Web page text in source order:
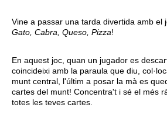
Vine a passar una tarda divertida amb el
Gato, Cabra, Queso, Pizza!
En aquest joc, quan un jugador es
coincideixi amb la paraula que diu,
munt central, l'últim a posar la mà es
cartes del munt! Concentra't i sé el més
totes les teves cartes.